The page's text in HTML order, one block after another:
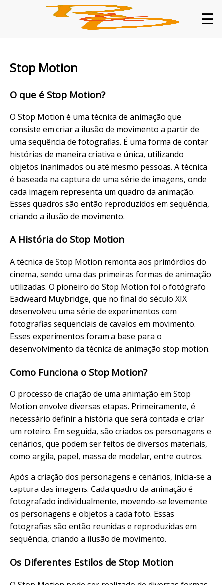
☰
Stop Motion
O que é Stop Motion?
O Stop Motion é uma técnica de animação que
consiste em criar a ilusão de movimento a partir de
uma sequência de fotografias. É uma forma de contar
histórias de maneira criativa e única, utilizando
objetos inanimados ou até mesmo pessoas. A técnica
é baseada na captura de uma série de imagens, onde
cada imagem representa um quadro da animação.
Esses quadros são então reproduzidos em sequência,
criando a ilusão de movimento.
A História do Stop Motion
A técnica de Stop Motion remonta aos primórdios do
cinema, sendo uma das primeiras formas de animação
utilizadas. O pioneiro do Stop Motion foi o fotógrafo
Eadweard Muybridge, que no final do século XIX
desenvolveu uma série de experimentos com
fotografias sequenciais de cavalos em movimento.
Esses experimentos foram a base para o
desenvolvimento da técnica de animação stop motion.
Como Funciona o Stop Motion?
O processo de criação de uma animação em Stop
Motion envolve diversas etapas. Primeiramente, é
necessário definir a história que será contada e criar
um roteiro. Em seguida, são criados os personagens e
cenários, que podem ser feitos de diversos materiais,
como argila, papel, massa de modelar, entre outros.
Após a criação dos personagens e cenários, inicia-se a
captura das imagens. Cada quadro da animação é
fotografado individualmente, movendo-se levemente
os personagens e objetos a cada foto. Essas
fotografias são então reunidas e reproduzidas em
sequência, criando a ilusão de movimento.
Os Diferentes Estilos de Stop Motion